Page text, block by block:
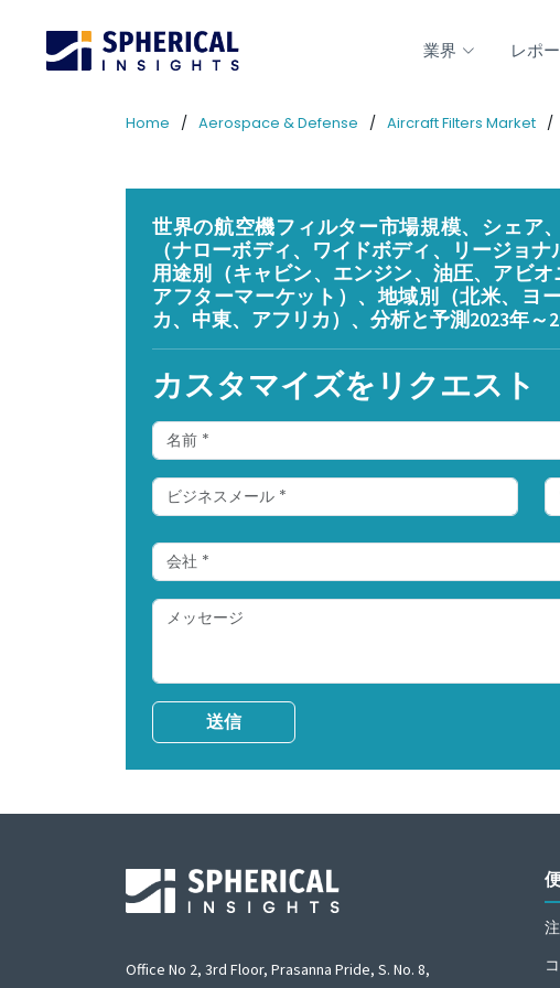
業界 レポ
Home Aerospace & Defense Aircraft Filters Market
世界の航空機フィルター市場規模、シェア
（ナローボディ、ワイドボディ、リージョ
用途別（キャビン、エンジン、油圧、アビオ
アフターマーケット）、地域別（北米、ヨ
カ、中東、アフリカ）、分析と予測2023年～
カスタマイズをリクエスト
送信
Office No 2, 3rd Floor, Prasanna Pride, S. No. 8,